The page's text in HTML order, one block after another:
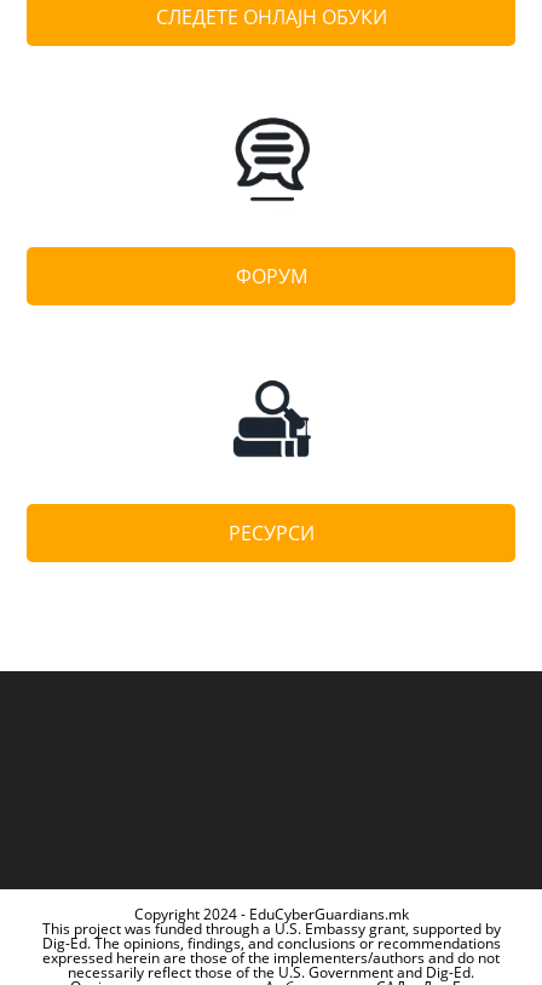
СЛЕДЕТЕ ОНЛАЈН ОБУКИ
ФОРУМ
РЕСУРСИ
Copyright 2024 - EduCyberGuardians.mk
This project was funded through a U.S. Embassy grant, supported by
Dig-Ed. The opinions, findings, and conclusions or recommendations
expressed herein are those of the implementers/authors and do not
necessarily reflect those of the U.S. Government and Dig-Ed.